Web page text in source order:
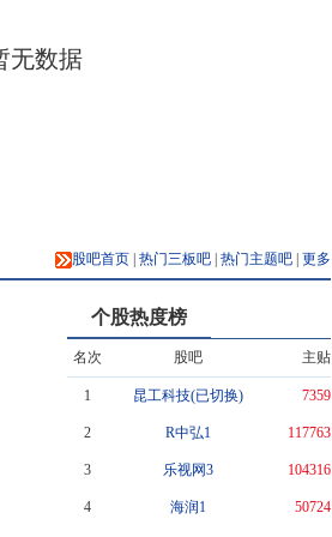
无数据
股吧首页 热门三板吧 热门主题吧 更多
个股热度榜
名次 股吧 主贴
1 昆工科技(已切换) 7359
2 R中弘1 117763
3 乐视网3 104316
4 海润1 50724